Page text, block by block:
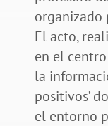
organizado
El acto,
en el
la
positivos’
el entorno